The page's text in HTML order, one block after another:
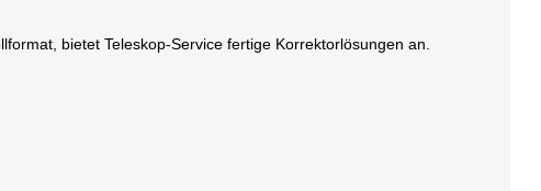
bietet Teleskop-Service fertige Korrektorlösungen an.